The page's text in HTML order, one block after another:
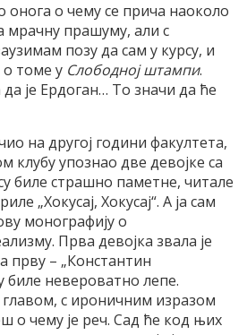
онога о чему се прича наоколо
мрачну прашуму, али с
позу да сам у курсу, и
томе у Слободној штампи.
да је Ердоган… То значи да ће
на другој години факултета,
клубу упознао две девојке са
биле страшно паметне, читале
„Хокусај, Хокусај“. А ја сам
монографију о
Прва девојка звала је
прву – „Константин
биле невероватно лепе.
с ироничним изразом
о чему је реч. Сад ће код њих